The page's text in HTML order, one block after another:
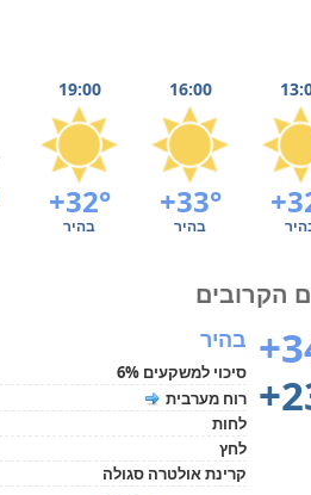
16:00
19:00
+33°
+32°
בהיר בהיר
בהיר
סיכוי למשקעים 6%
רוח מערבית
לחות
לחץ
קרינת אולטרה סגולה